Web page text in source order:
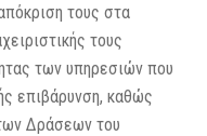
τους στα
τους
των υπηρεσιών που
επιβάρυνση, καθώς
Δράσεων του